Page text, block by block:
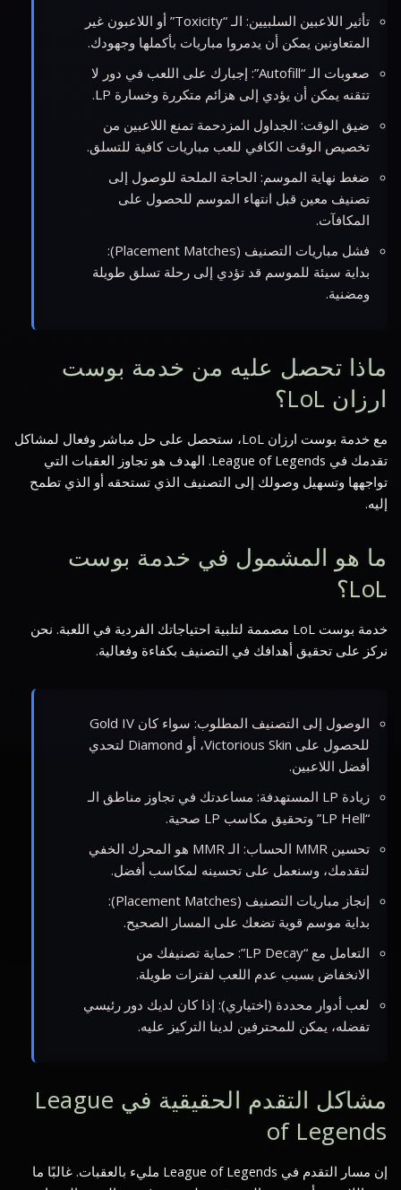
تأثير اللاعبين السلبيين: الـ “Toxicity” أو اللاعبون غير
المتعاونين يمكن أن يدمروا مباريات بأكملها وجهودك.
صعوبات الـ “Autofill”: إجبارك على اللعب في دور لا
تتقنه يمكن أن يؤدي إلى هزائم متكررة وخسارة LP.
ضيق الوقت: الجداول المزدحمة تمنع اللاعبين من
تخصيص الوقت الكافي للعب مباريات كافية للتسلق.
ضغط نهاية الموسم: الحاجة الملحة للوصول إلى
تصنيف معين قبل انتهاء الموسم للحصول على
المكافآت.
فشل مباريات التصنيف (Placement Matches):
بداية سيئة للموسم قد تؤدي إلى رحلة تسلق طويلة
ومضنية.
ماذا تحصل عليه من خدمة بوست
ارزان LoL؟
مع خدمة بوست ارزان LoL، ستحصل على حل مباشر وفعال لمشاكل
تقدمك في League of Legends. الهدف هو تجاوز العقبات التي
تواجهها وتسهيل وصولك إلى التصنيف الذي تستحقه أو الذي تطمح
إليه.
ما هو المشمول في خدمة بوست
LoL؟
خدمة بوست LoL مصممة لتلبية احتياجاتك الفردية في اللعبة. نحن
نركز على تحقيق أهدافك في التصنيف بكفاءة وفعالية.
الوصول إلى التصنيف المطلوب: سواء كان Gold IV
للحصول على Victorious Skin، أو Diamond لتحدي
أفضل اللاعبين.
زيادة LP المستهدفة: مساعدتك في تجاوز مناطق الـ
“LP Hell” وتحقيق مكاسب LP صحية.
تحسين MMR الحساب: الـ MMR هو المحرك الخفي
لتقدمك، وسنعمل على تحسينه لمكاسب أفضل.
إنجاز مباريات التصنيف (Placement Matches):
بداية موسم قوية تضعك على المسار الصحيح.
التعامل مع “LP Decay”: حماية تصنيفك من
الانخفاض بسبب عدم اللعب لفترات طويلة.
لعب أدوار محددة (اختياري): إذا كان لديك دور رئيسي
تفضله، يمكن للمحترفين لدينا التركيز عليه.
مشاكل التقدم الحقيقية في League
of Legends
إن مسار التقدم في League of Legends مليء بالعقبات. غالبًا ما